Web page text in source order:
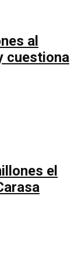
al
cuestiona
el